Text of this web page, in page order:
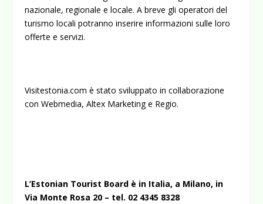
nazionale, regionale e locale. A breve gli operatori del
turismo locali potranno inserire informazioni sulle loro
offerte e servizi.
Visitestonia.com è stato sviluppato in collaborazione
con Webmedia, Altex Marketing e Regio.
L’Estonian Tourist Board è in Italia, a Milano, in
Via Monte Rosa 20 – tel. 02 4345 8328